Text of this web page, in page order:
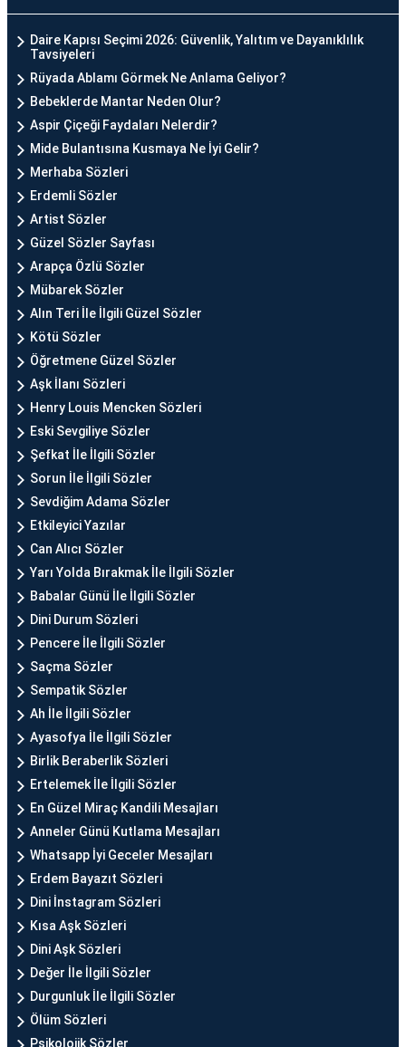
Daire Kapısı Seçimi 2026: Güvenlik, Yalıtım ve Dayanıklılık
Tavsiyeleri
Rüyada Ablamı Görmek Ne Anlama Geliyor?
Bebeklerde Mantar Neden Olur?
Aspir Çiçeği Faydaları Nelerdir?
Mide Bulantısına Kusmaya Ne İyi Gelir?
Merhaba Sözleri
Erdemli Sözler
Artist Sözler
Güzel Sözler Sayfası
Arapça Özlü Sözler
Mübarek Sözler
Alın Teri İle İlgili Güzel Sözler
Kötü Sözler
Öğretmene Güzel Sözler
Aşk İlanı Sözleri
Henry Louis Mencken Sözleri
Eski Sevgiliye Sözler
Şefkat İle İlgili Sözler
Sorun İle İlgili Sözler
Sevdiğim Adama Sözler
Etkileyici Yazılar
Can Alıcı Sözler
Yarı Yolda Bırakmak İle İlgili Sözler
Babalar Günü İle İlgili Sözler
Dini Durum Sözleri
Pencere İle İlgili Sözler
Saçma Sözler
Sempatik Sözler
Ah İle İlgili Sözler
Ayasofya İle İlgili Sözler
Birlik Beraberlik Sözleri
Ertelemek İle İlgili Sözler
En Güzel Miraç Kandili Mesajları
Anneler Günü Kutlama Mesajları
Whatsapp İyi Geceler Mesajları
Erdem Bayazıt Sözleri
Dini İnstagram Sözleri
Kısa Aşk Sözleri
Dini Aşk Sözleri
Değer İle İlgili Sözler
Durgunluk İle İlgili Sözler
Ölüm Sözleri
Psikolojik Sözler